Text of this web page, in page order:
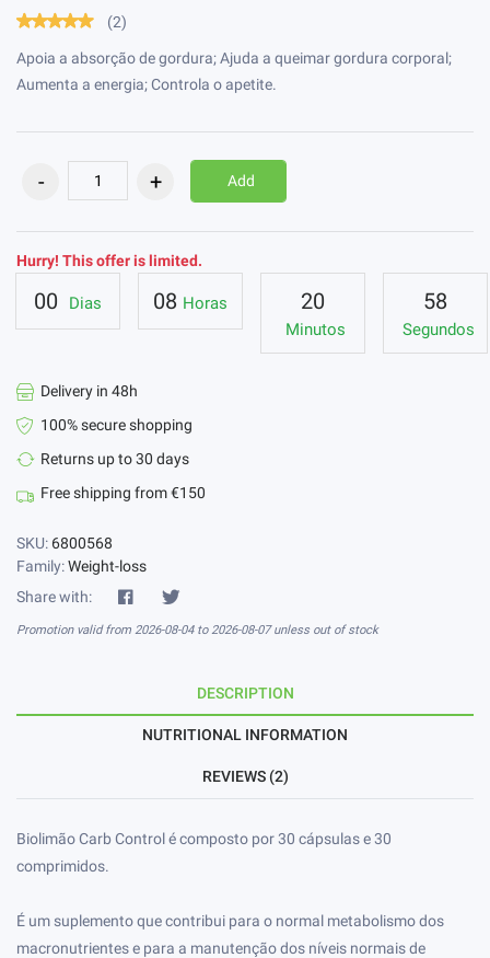
(2)
Apoia a absorção de gordura; Ajuda a queimar gordura corporal;
Aumenta a energia; Controla o apetite.
Add
Hurry! This offer is limited.
00 Dias 08 Horas 20
Minutos
58
Segundos
Delivery in 48h
100% secure shopping
Returns up to 30 days
Free shipping from €150
SKU: 6800568
Family:Weight-loss
Share with:
Promotion valid from 2026-08-04 to 2026-08-07 unless out of stock
DESCRIPTION
NUTRITIONAL INFORMATION
REVIEWS (2)
Biolimão Carb Control é composto por 30 cápsulas e 30
comprimidos.
É um suplemento que contribui para o normal metabolismo dos
macronutrientes e para a manutenção dos níveis normais de